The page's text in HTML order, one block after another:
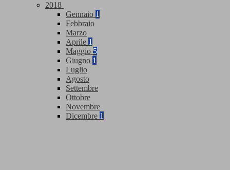
2018
Gennaio 1
Febbraio
Marzo
Aprile 1
Maggio 5
Giugno 1
Luglio
Agosto
Settembre
Ottobre
Novembre
Dicembre 1